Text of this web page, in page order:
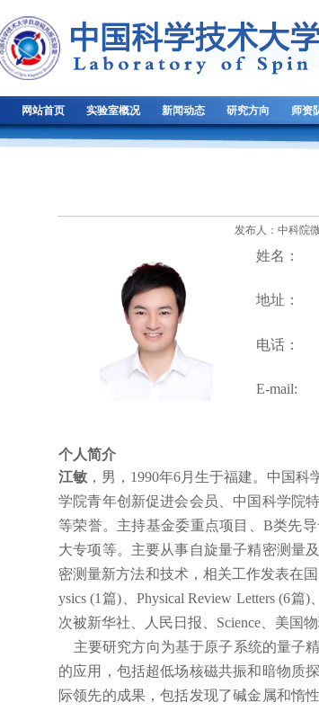
网站首页 实验室概况 新闻动态 研究方向 师资
发布人：中科院
姓名 ：
地址：
电话：
E-mail:
个人简介
江敏 ， 男， 1990年6月生于福建。中国科
学院青年创新促进会会员 、中国科学院
等荣誉。 主持基金委重点项目、 B类先
大专项等。主要从事自旋量子精密测量
密测量新方法和技术，相关工作发表在
ysics (1 篇) Physical Review Letters (6篇)、
次被新华社、人民日报、 Science 、美国
主要研究方向为基于原子系统的量子
的应用，包括超低场核磁共振和暗物质
际领先的成果 ，包括发现了碱金属和惰